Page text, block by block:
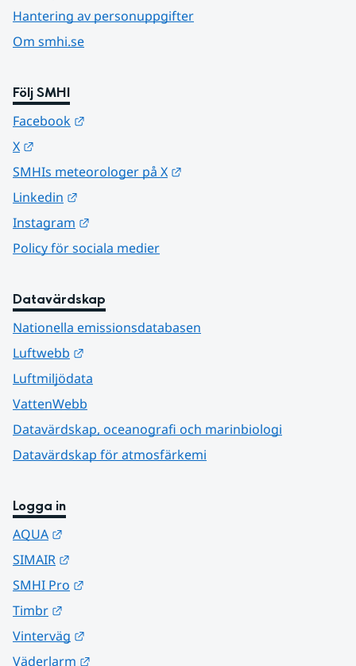
Hantering av personuppgifter
Om smhi.se
Följ SMHI
Facebook
X
SMHIs meteorologer på X
Linkedin
Instagram
Policy för sociala medier
Datavärdskap
Nationella emissionsdatabasen
Luftwebb
Luftmiljödata
VattenWebb
Datavärdskap, oceanografi och marinbiologi
Datavärdskap för atmosfärkemi
Logga in
AQUA
SIMAIR
SMHI Pro
Timbr
Vinterväg
Väderlarm